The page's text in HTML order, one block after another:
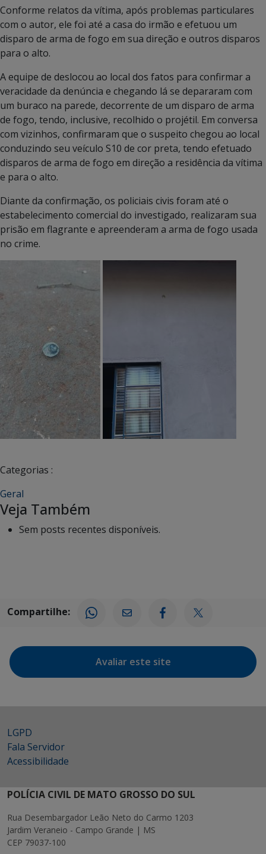
Conforme relatos da vítima, após problemas particulares
com o autor, ele foi até a casa do irmão e efetuou um
disparo de arma de fogo em sua direção e outros disparos
para o alto.
A equipe de deslocou ao local dos fatos para confirmar a
veracidade da denúncia e chegando lá se depararam com
um buraco na parede, decorrente de um disparo de arma
de fogo, tendo, inclusive, recolhido o projétil. Em conversa
com vizinhos, confirmaram que o suspeito chegou ao local
conduzindo seu veículo S10 de cor preta, tendo efetuado
disparos de arma de fogo em direção a residência da vítima
e para o alto.
Diante da confirmação, os policiais civis foram até o
estabelecimento comercial do investigado, realizaram sua
prisão em flagrante e apreenderam a arma de fogo usada
no crime.
Categorias :
Geral
Veja Também
Sem posts recentes disponíveis.
Compartilhe:
Avaliar este site
LGPD
Fala Servidor
Acessibilidade
POLÍCIA CIVIL DE MATO GROSSO DO SUL
Rua Desembargador Leão Neto do Carmo 1203
Jardim Veraneio - Campo Grande | MS
CEP 79037-100